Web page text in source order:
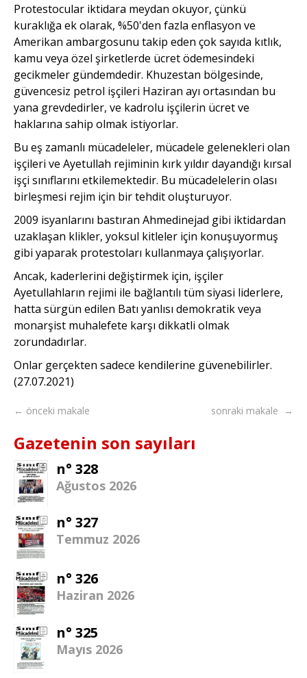
Protestocular iktidara meydan okuyor, çünkü
kuraklığa ek olarak, %50'den fazla enflasyon ve
Amerikan ambargosunu takip eden çok sayıda kıtlık,
kamu veya özel şirketlerde ücret ödemesindeki
gecikmeler gündemdedir. Khuzestan bölgesinde,
güvencesiz petrol işçileri Haziran ayı ortasından bu
yana grevdedirler, ve kadrolu işçilerin ücret ve
haklarına sahip olmak istiyorlar.
Bu eş zamanlı mücadeleler, mücadele gelenekleri olan
işçileri ve Ayetullah rejiminin kırk yıldır dayandığı kırsal
işçi sınıflarını etkilemektedir. Bu mücadelelerin olası
birleşmesi rejim için bir tehdit oluşturuyor.
2009 isyanlarını bastıran Ahmedinejad gibi iktidardan
uzaklaşan klikler, yoksul kitleler için konuşuyormuş
gibi yaparak protestoları kullanmaya çalışıyorlar.
Ancak, kaderlerini değiştirmek için, işçiler
Ayetullahların rejimi ile bağlantılı tüm siyasi liderlere,
hatta sürgün edilen Batı yanlısı demokratik veya
monarşist muhalefete karşı dikkatli olmak
zorundadırlar.
Onlar gerçekten sadece kendilerine güvenebilirler.
(27.07.2021)
← önceki makale sonraki makale →
Gazetenin son sayıları
n° 328
Ağustos 2026
n° 327
Temmuz 2026
n° 326
Haziran 2026
n° 325
Mayıs 2026